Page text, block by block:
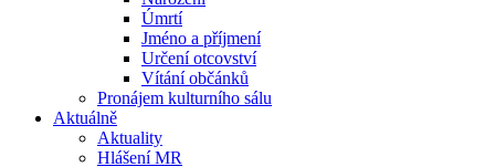
Úmrtí
Jméno a příjmení
Určení otcovství
Vítání občánků
Pronájem kulturního sálu
Aktuálně
Aktuality
Hlášení MR